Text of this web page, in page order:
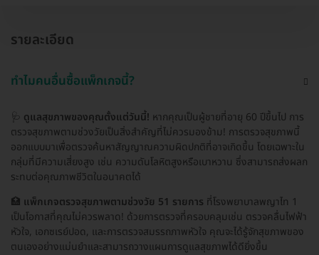
รายละเอียด
ทำไมคนอื่นซื้อแพ็กเกจนี้?
🩺 ดูแลสุขภาพของคุณตั้งแต่วันนี้! หากคุณเป็นผู้ชายที่อายุ 60 ปีขึ้นไป การ
ตรวจสุขภาพตามช่วงวัยเป็นสิ่งสำคัญที่ไม่ควรมองข้าม! การตรวจสุขภาพนี้
ออกแบบมาเพื่อตรวจค้นหาสัญญาณความผิดปกติที่อาจเกิดขึ้น โดยเฉพาะใน
กลุ่มที่มีความเสี่ยงสูง เช่น ความดันโลหิตสูงหรือเบาหวาน ซึ่งสามารถส่งผลก
ระทบต่อคุณภาพชีวิตในอนาคตได้
🏥 แพ็กเกจตรวจสุขภาพตามช่วงวัย 51 รายการ ที่โรงพยาบาลพญาไท 1
เป็นโอกาสที่คุณไม่ควรพลาด! ด้วยการตรวจที่ครอบคลุมเช่น ตรวจคลื่นไฟฟ้า
หัวใจ, เอกซเรย์ปอด, และการตรวจสมรรถภาพหัวใจ คุณจะได้รู้จักสุขภาพของ
ตนเองอย่างแม่นยำและสามารถวางแผนการดูแลสุขภาพได้ดียิ่งขึ้น